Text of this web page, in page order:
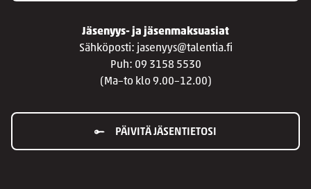
Jäsenyys- ja jäsenmaksuasiat
Sähköposti: jasenyys@talentia.fi
Puh: 09 3158 5530
(Ma–to klo 9.00–12.00)
PÄIVITÄ JÄSENTIETOSI